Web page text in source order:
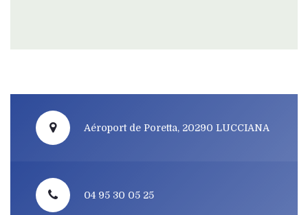
Aéroport de Poretta, 20290 LUCCIANA
04 95 30 05 25